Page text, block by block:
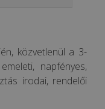
közvetlenül a 3-
napfényes,
irodai, rendelői